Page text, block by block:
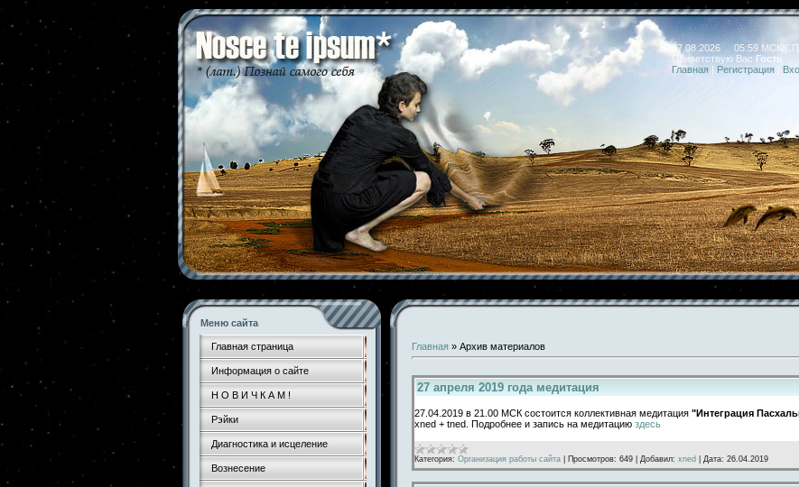
07.08.2026 05:59 МСК/
Приветствую Вас Гость
Главная | Регистрация |
Меню сайта
Главная страница
Информация о сайте
Н О В И Ч К А М !
Рэйки
Диагностика и исцеление
Вознесение
Главная » Архив материалов
27 апреля 2019 года медитация
27.04.2019 в 21.00 МСК состоится коллективная медитация "Интеграция
xned + tned. Подробнее и запись на медитацию здесь
Категория: Организация работы сайта Просмотров: 649 Добавил: xned Дата: 26.04.2019